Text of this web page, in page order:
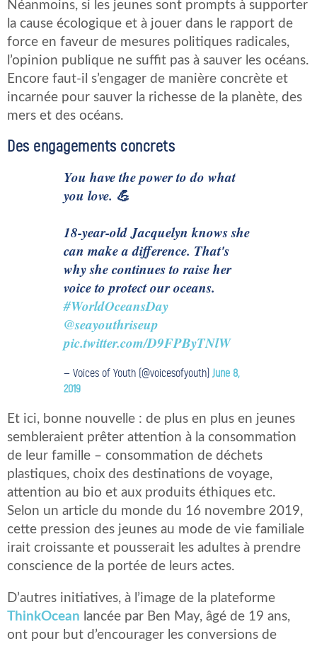
Néanmoins, si les jeunes sont prompts à supporter
la cause écologique et à jouer dans le rapport de
force en faveur de mesures politiques radicales,
l’opinion publique ne suffit pas à sauver les océans.
Encore faut-il s’engager de manière concrète et
incarnée pour sauver la richesse de la planète, des
mers et des océans.
Des engagements concrets
You have the power to do what
you love. 💪
18-year-old Jacquelyn knows she
can make a difference. That's
why she continues to raise her
voice to protect our oceans.
#WorldOceansDay
@seayouthriseup
pic.twitter.com/D9FPByTNlW
— Voices of Youth (@voicesofyouth) June 8,
2019
Et ici, bonne nouvelle : de plus en plus en jeunes
sembleraient prêter attention à la consommation
de leur famille – consommation de déchets
plastiques, choix des destinations de voyage,
attention au bio et aux produits éthiques etc.
Selon un article du monde du 16 novembre 2019,
cette pression des jeunes au mode de vie familiale
irait croissante et pousserait les adultes à prendre
conscience de la portée de leurs actes.
D’autres initiatives, à l’image de la plateforme
ThinkOcean lancée par Ben May, âgé de 19 ans,
ont pour but d’encourager les conversions de